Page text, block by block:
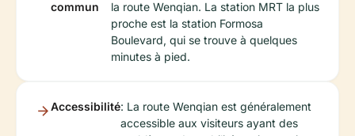
commun
la route Wenqian. La station MRT la plus
proche est la station Formosa
Boulevard, qui se trouve à quelques
minutes à pied.
Accessibilité: La route Wenqian est généralement
accessible aux visiteurs ayant des